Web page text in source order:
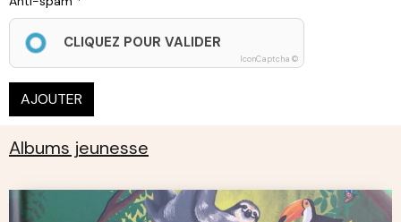
CLIQUEZ POUR VALIDER
IconCaptcha ©
AJOUTER
Albums jeunesse